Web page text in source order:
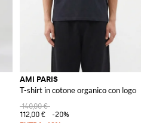
AMI PARIS
T-shirt in cotone organico con logo
140,00 €
112,00 €
-20%